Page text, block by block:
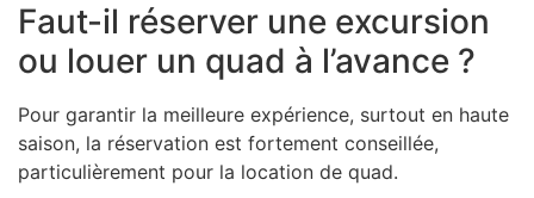
Faut-il réserver une excursion
ou louer un quad à l’avance ?
Pour garantir la meilleure expérience, surtout en haute
saison, la réservation est fortement conseillée,
particulièrement pour la location de quad.